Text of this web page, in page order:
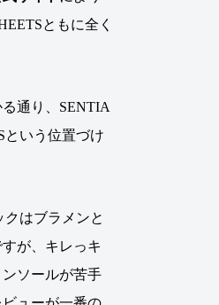
ともに全く
通り、SENTIA
という位置づけ
はブラメンと
が、キレっキ
ソールが苦手